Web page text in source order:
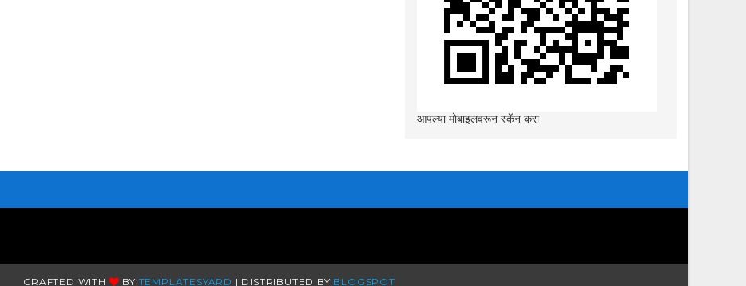
आपल्या मोबाइलवरून स्कॅन करा
CRAFTED WITH BY TEMPLATESYARD | DISTRIBUTED BY BLOGSPOT